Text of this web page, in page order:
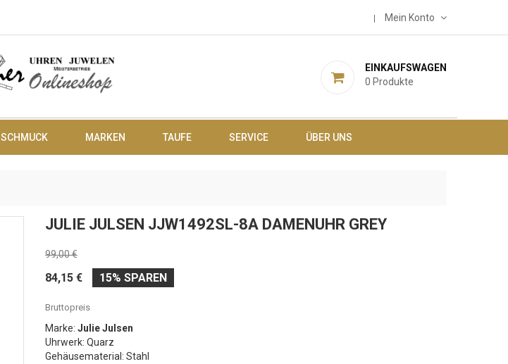
Mein Konto
EINKAUFSWAGEN
0 Produkte
SCHMUCK MARKEN TAUFE SERVICE ÜBER UNS
JULIE JULSEN JJW1492SL-8A DAMENUHR GREY
99,00 €
84,15 € 15% SPAREN
Bruttopreis
Marke: Julie Julsen
Uhrwerk: Quarz
Gehäusematerial: Stahl